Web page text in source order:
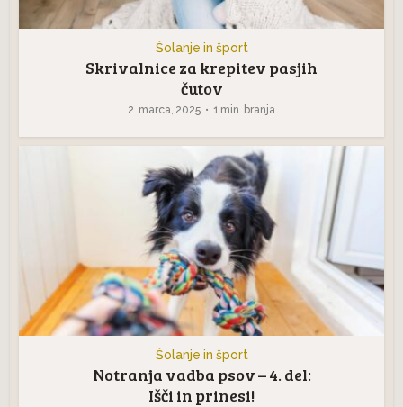
Šolanje in šport
Skrivalnice za krepitev pasjih
čutov
2. marca, 2025 1 min. branja
Šolanje in šport
Notranja vadba psov – 4. del:
Išči in prinesi!